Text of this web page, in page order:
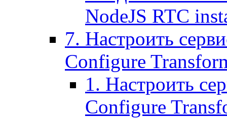
NodeJS RTC
7. Настроить
Configure
1. Настроить
Configure